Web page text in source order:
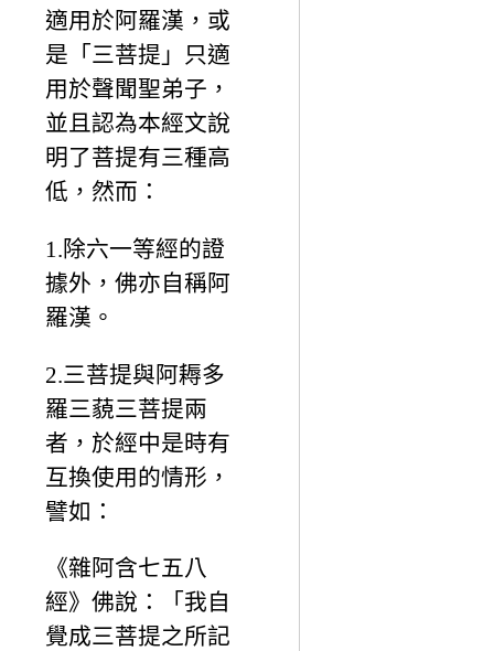
適用於阿羅漢，或
是「三菩提」只適
用於聲聞聖弟子，
並且認為本經文說
明了菩提有三種高
低，然而：
1.除六一等經的證
據外，佛亦自稱阿
羅漢。
2.三菩提與阿耨多
羅三藐三菩提兩
者，於經中是時有
互換使用的情形，
譬如：
《雜阿含七五八
經》佛說：「我自
覺成三菩提之所記